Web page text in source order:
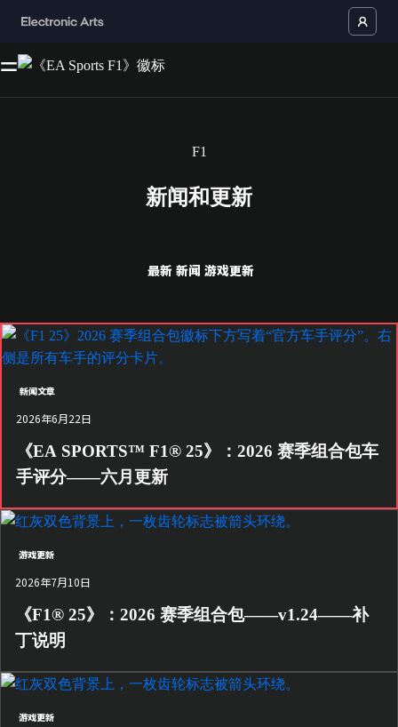
F1
新闻和更新
最新 新闻 游戏更新
新闻文章
2026年6月22日
《EA SPORTS™ F1® 25》：2026 赛季组合包车
手评分——六月更新
游戏更新
2026年7月10日
《F1® 25》：2026 赛季组合包——v1.24——补
丁说明
游戏更新